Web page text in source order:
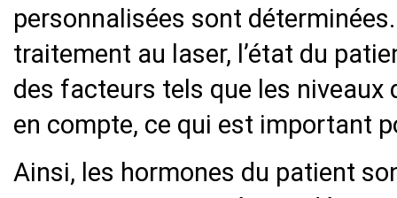
personnalisées sont
traitement au laser, l’état du
des facteurs tels que les niveaux
en compte, ce qui est important
Ainsi, les hormones du patient